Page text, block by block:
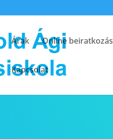
Árak Online beiratkozás
Kapcsolat